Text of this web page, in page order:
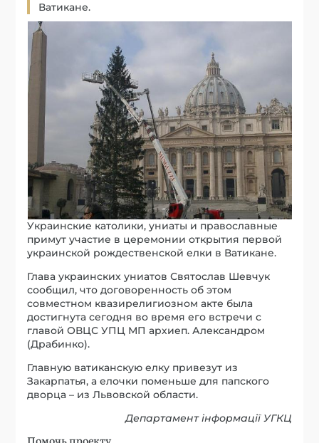
Ватикане.
Украинские католики, униаты и православные
примут участие в церемонии открытия первой
украинской рождественской елки в Ватикане.
Глава украинских униатов Святослав Шевчук
сообщил, что договоренность об этом
совместном квазирелигиозном акте была
достигнута сегодня во время его встречи с
главой ОВЦС УПЦ МП архиеп. Александром
(Драбинко).
Главную ватиканскую елку привезут из
Закарпатья, а елочки поменьше для папского
дворца – из Львовской области.
Департамент інформації УГКЦ
Помочь проекту